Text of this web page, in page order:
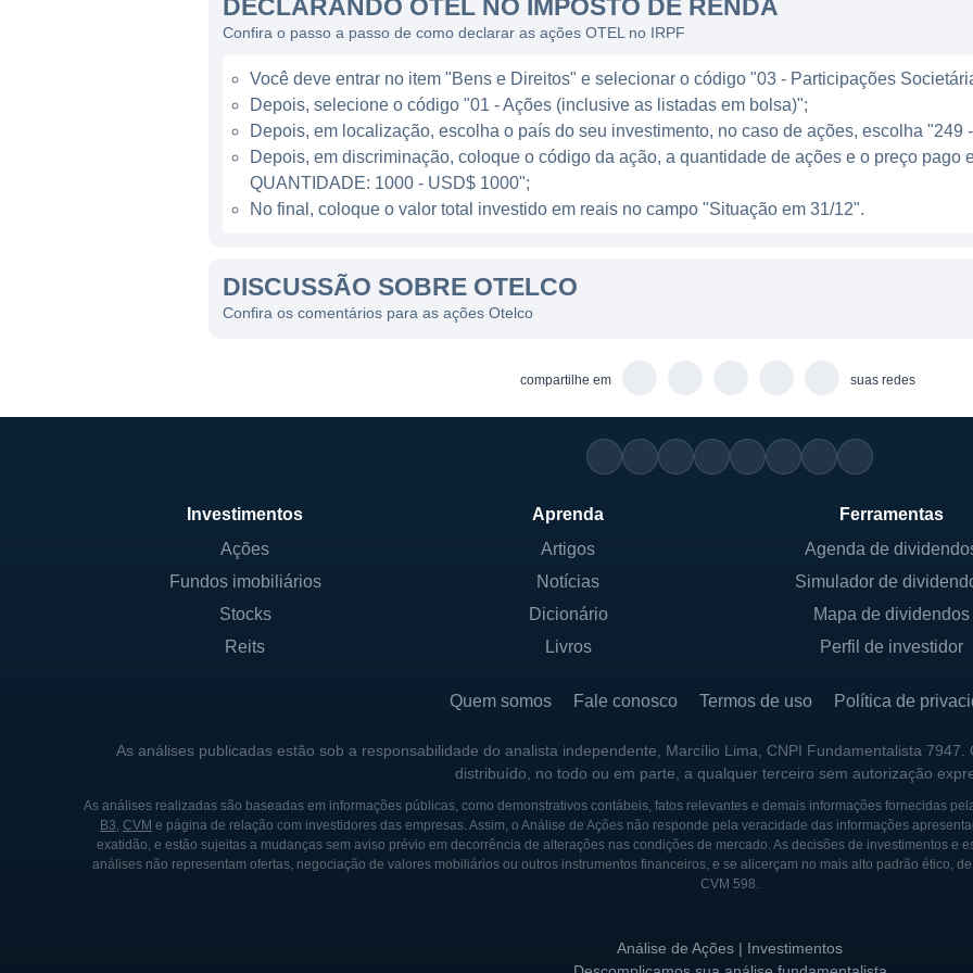
destaque em um mercado que tem se tornado cada vez mais competitivo.
conectividade estável e confiável para empresas que dependem da internet para
empresa se posiciona como um agente facilitador do desenvolvimento,
à internet pode ser um desafio, ajudando a transformar a dinâmica local,
da qualidade de vida.
A Otelco organiza suas atividades em algumas linhas de negócio principais: serviços
banda larga e soluções de transmissão de dados. Esses serviços são oferecidos
Os serviços de internet banda larga, por exemplo, são um dos principais focos da
constantemente na modernização de sua rede e na ampliação de sua cobertura,
tenham acesso a conexões rápidas e com qualidade. O setor de telefonia fixa
importante das operações da Otelco, que busca manter a relevância desse serviço
A Otelco atua principalmente em regiões do Brasil que, tradicionalmente, enfrentam
constantemente em busca de oportunidades de crescimento em novos mercados.
particularidades de cada localidade.
Além de atender as áreas urbanas, que já contam com diversas opções de
concentra em regiões rurais e de difícil acesso, onde a infraestrutura de
desenvolvimento. Dessa forma, a empresa desempenha um papel crucial na
integrar a população em um mundo cada vez mais conectado.
CONTROLADORES E ESTRUTURA SOCIETÁRIA
DECLARANDO OTEL NO IMPOSTO DE RENDA
Confira o passo a passo de como declarar as ações OTEL no IRPF
Você deve entrar no item "Bens e Direitos" e selecionar o código "03 - Participações
Depois, selecione o código "01 - Ações (inclusive as listadas em bolsa)";
Depois, em localização, escolha o país do seu investimento, no caso de ações, escolha "249
Depois, em discriminação, coloque o código da ação, a quantidade de ações e o preço pago
QUANTIDADE: 1000 - USD$ 1000";
No final, coloque o valor total investido em reais no campo "Situação em 31/12".
DISCUSSÃO SOBRE OTELCO
Confira os comentários para as ações Otelco
compartilhe em suas redes
Investimentos
Ações
Fundos imobiliários
Stocks
Reits
Aprenda
Artigos
Notícias
Dicionário
Livros
Ferramentas
Agenda de
Simulador de
Mapa de dividendos
Perfil de investidor
Quem somos Fale conosco Termos de uso Política de
As análises publicadas estão sob a responsabilidade do analista independente, Marcílio Lima, CNPI Fundamentalista
distribuído, no todo ou em parte, a qualquer terceiro sem autorização
As análises realizadas são baseadas em informações públicas, como demonstrativos contábeis, fatos relevantes e demais informações fornecidas
B3, CVM e página de relação com investidores das empresas. Assim, o Análise de Ações não responde pela veracidade das informações
exatidão, e estão sujeitas a mudanças sem aviso prévio em decorrência de alterações nas condições de mercado. As decisões de investimentos e
análises não representam ofertas, negociação de valores mobiliários ou outros instrumentos financeiros, e se alicerçam no mais alto padrão ético,
CVM 598.
Análise de Ações | Investimentos